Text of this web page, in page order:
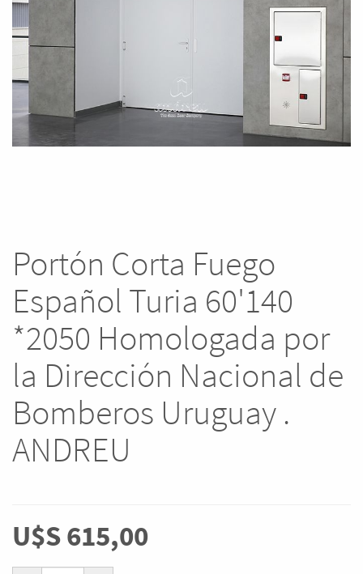
Portón Corta Fuego
Español Turia 60'140
*2050 Homologada por
la Dirección Nacional de
Bomberos Uruguay .
ANDREU
U$S615,00